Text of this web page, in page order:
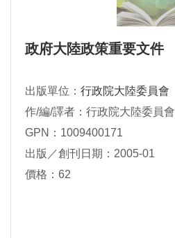
政府大陸政策重要文件
出版單位： 行政院大陸委員會
作/編/譯者：行政院大陸委員會
GPN：1009400171
出版／創刊日期：2005-01
價格：62